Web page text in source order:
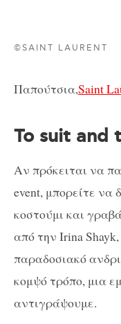
©SAINT LAURENT
Παπούτσια,Saint
Το suit and
Αν πρόκειται να
event, μπορείτε να
κοστούμι και
από την Irina
παραδοσιακό
κομψό τρόπο, μια
αντιγράψουμε.